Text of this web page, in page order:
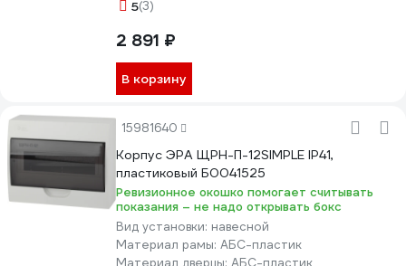
5(3)
2 891 ₽
В корзину
15981640
Корпус ЭРА ЩРН-П-12SIMPLE IP41,
пластиковый Б0041525
Ревизионное окошко помогает считывать
показания – не надо открывать бокс
Вид установки: навесной
Материал рамы: АБС-пластик
Материал дверцы: АБС-пластик